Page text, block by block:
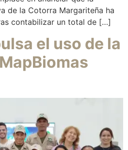
de la Cotorra Margariteña ha
contabilizar un total de […]
el uso de la